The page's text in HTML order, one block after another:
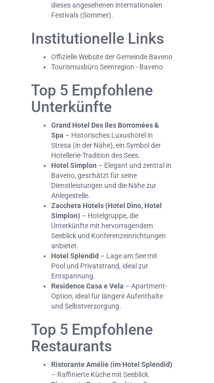
dieses angesehenen internationalen
Festivals (Sommer).
Institutionelle Links
Offizielle Website der Gemeinde Baveno
Tourismusbüro Seenregion - Baveno
Top 5 Empfohlene
Unterkünfte
Grand Hotel Des Iles Borromées &
Spa – Historisches Luxushotel in
Stresa (in der Nähe), ein Symbol der
Hotellerie-Tradition des Sees.
Hotel Simplon – Elegant und zentral in
Baveno, geschätzt für seine
Dienstleistungen und die Nähe zur
Anlegestelle.
Zacchera Hotels (Hotel Dino, Hotel
Simplon) – Hotelgruppe, die
Unterkünfte mit hervorragendem
Seeblick und Konferenzeinrichtungen
anbietet.
Hotel Splendid – Lage am See mit
Pool und Privatstrand, ideal zur
Entspannung.
Residence Casa e Vela – Apartment-
Option, ideal für längere Aufenthalte
und Selbstversorgung.
Top 5 Empfohlene
Restaurants
Ristorante Amélie (im Hotel Splendid)
– Raffinierte Küche mit Seeblick.